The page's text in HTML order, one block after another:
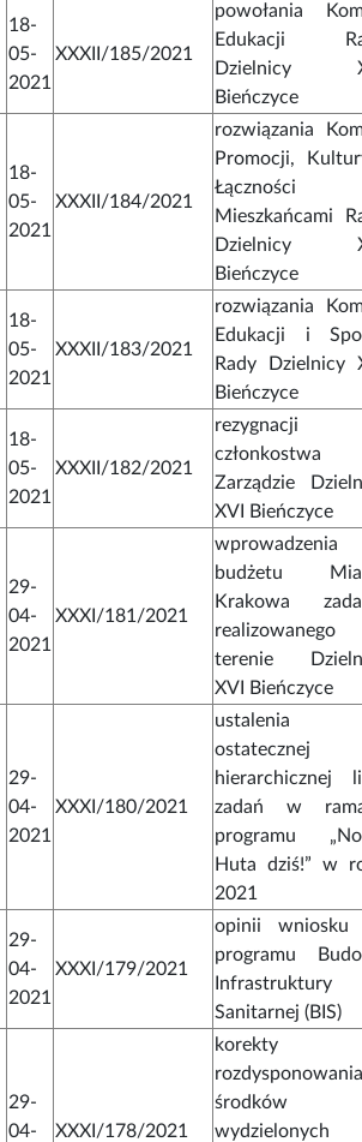
18-
05-
2021
XXXII/185/2021
powołania
Edukacji
Dzielnicy
Bieńczyce
18-
05-
2021
XXXII/184/2021
rozwiązania
Promocji,
Mieszkańcami
Dzielnicy
Bieńczyce
18-
05-
2021
XXXII/183/2021
rozwiązania
Edukacji i
Rady Dzielnicy
Bieńczyce
18-
05-
2021
XXXII/182/2021
Zarządzie
XVI Bieńczyce
29-
04-
2021
XXXI/181/2021
wprowadzenia
budżetu
Krakowa
realizowanego
terenie
XVI Bieńczyce
29-
04-
2021
XXXI/180/2021
ustalenia
ostatecznej
hierarchicznej
zadań w
programu
Huta dziś!” w
2021
29-
04-
2021
XXXI/179/2021
opinii wniosku
programu
Infrastruktury
Sanitarnej (BIS)
29-
04-
XXXI/178/2021
korekty
środków
wydzielonych